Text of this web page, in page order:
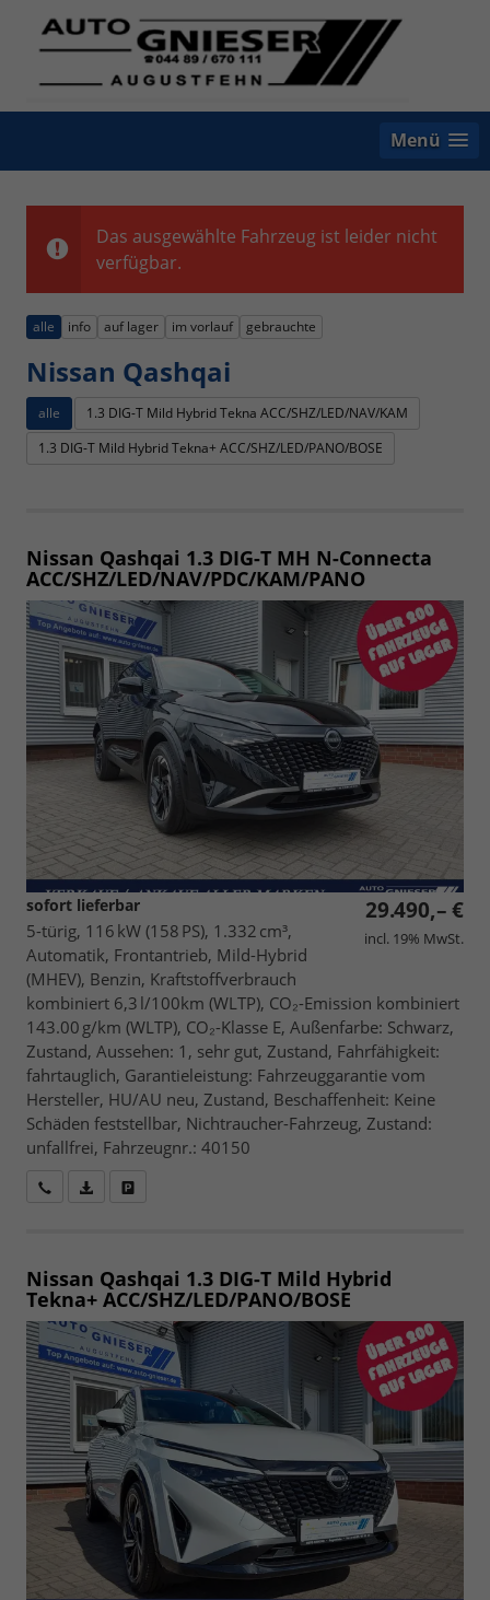
Menü
Das ausgewählte Fahrzeug ist leider nicht
verfügbar.
alle info auf lager im vorlauf gebrauchte
Nissan Qashqai
alle
1.3 DIG-T Mild Hybrid Tekna ACC/SHZ/LED/NAV/KAM
1.3 DIG-T Mild Hybrid Tekna+ ACC/SHZ/LED/PANO/BOSE
Nissan Qashqai 1.3 DIG-T MH N-Connecta
ACC/SHZ/LED/NAV/PDC/KAM/PANO
29.490,– €
incl. 19% MwSt.
sofort lieferbar
5-türig, 116 kW (158 PS), 1.332 cm³,
Automatik, Frontantrieb, Mild-Hybrid
(MHEV), Benzin, Kraftstoffverbrauch
kombiniert 6,3 l/100km (WLTP), CO₂-Emission kombiniert
143.00 g/km (WLTP), CO₂-Klasse E, Außenfarbe: Schwarz,
Zustand, Aussehen: 1, sehr gut, Zustand, Fahrfähigkeit:
fahrtauglich, Garantieleistung: Fahrzeuggarantie vom
Hersteller, HU/AU neu, Zustand, Beschaffenheit: Keine
Schäden feststellbar, Nichtraucher-Fahrzeug, Zustand:
unfallfrei, Fahrzeugnr.: 40150
Wir rufen Sie anFahrzeugexposé (PDF)
Nissan Qashqai 1.3 DIG-T Mild Hybrid
Tekna+ ACC/SHZ/LED/PANO/BOSE